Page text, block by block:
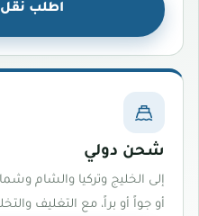
اطلب
شحن دولي
إلى الخليج وتركيا والشام
أو جواً أو براً، مع التغليف